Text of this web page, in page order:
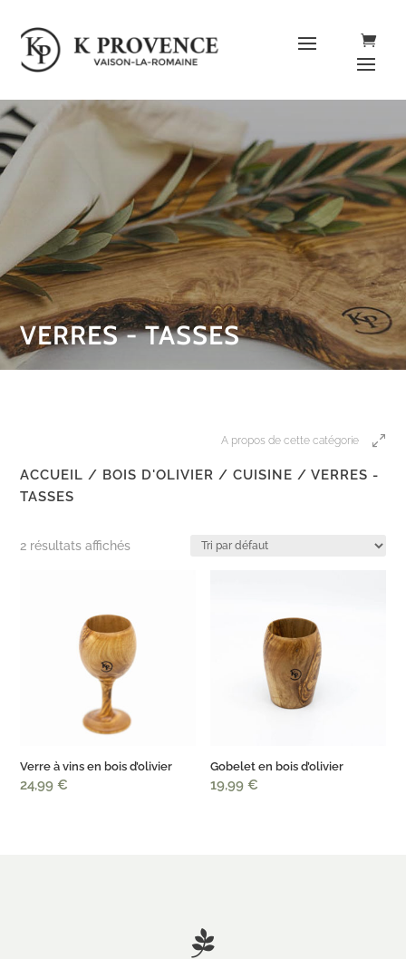
VERRES - TASSES
A propos de cette catégorie
ACCUEIL / BOIS D'OLIVIER /CUISINE / VERRES -
TASSES
2 résultats affichés
Verre à vins en bois d’olivier
24,99€
Gobelet en bois d’olivier
19,99€
